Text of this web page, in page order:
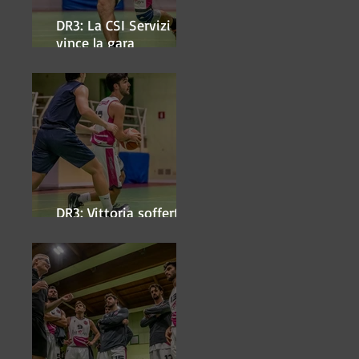
DR3: La CSI Servizi
vince la gara
DR3: Vittoria sofferta a